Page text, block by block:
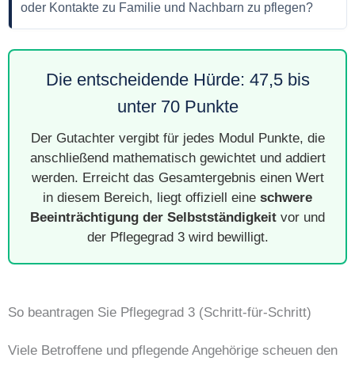
oder Kontakte zu Familie und Nachbarn zu pflegen?
Die entscheidende Hürde: 47,5 bis
unter 70 Punkte
Der Gutachter vergibt für jedes Modul Punkte, die
anschließend mathematisch gewichtet und addiert
werden. Erreicht das Gesamtergebnis einen Wert
in diesem Bereich, liegt offiziell eine schwere
Beeinträchtigung der Selbstständigkeit vor und
der Pflegegrad 3 wird bewilligt.
So beantragen Sie Pflegegrad 3 (Schritt-für-Schritt)
Viele Betroffene und pflegende Angehörige scheuen den